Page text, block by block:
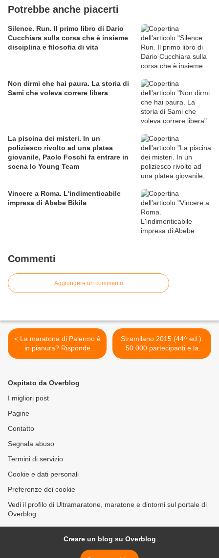
Potrebbe anche piacerti
Silence. Run. Il primo libro di Dario
Cucchiara sulla corsa che è insieme
disciplina e filosofia di vita
Non dirmi che hai paura. La storia di
Sami che voleva correre libera
La piscina dei misteri. In un
poliziesco rivolto ad una platea
giovanile, Paolo Foschi fa entrare in
scena lo Young Team
Vincere a Roma. L'indimenticabile
impresa di Abebe Bikila
Commenti
Aggiungere un commento
< La maratona di Palermo è
in pianura? Risponde
Gerlando Lo Cicero con
Stramilano 2015 (44^ ed.).
50.000 partecipanti e la
Mezza Maratona al Kenya
Ospitato da Overblog
I migliori post
Pagine
Contatto
Segnala abuso
Termini di servizio
Cookie e dati personali
Preferenze dei cookie
Vedi il profilo di Ultramaratone, maratone e dintorni sul portale di
Overblog
Creare un blog su Overblog